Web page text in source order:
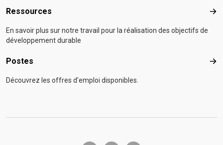
Ressources
En savoir plus sur notre travail pour la réalisation des objectifs de
développement durable
Postes
Découvrez les offres d'emploi disponibles.